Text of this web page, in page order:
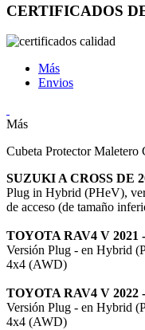
CERTIFICADOS
Más
Envios
Más
Cubeta Protector Maletero
SUZUKI A CROSS DE
Plug in Hybrid (PHeV),
de acceso (de tamaño
TOYOTA RAV4 V 2021
Versión Plug - en Hybrid
4x4 (AWD)
TOYOTA RAV4 V 2022 -
Versión Plug - en Hybrid
4x4 (AWD)